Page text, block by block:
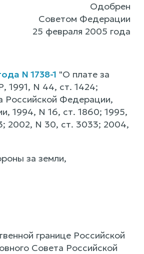
Одобрен
Советом Федерации
25 февраля 2005 года
N 1738-1 "О плате за
N 44, ст. 1424;
Российской Федерации,
1994, N 16, ст. 1860; 1995,
2002, N 30, ст. 3033; 2004,
за земли,
границе Российской
Совета Российской